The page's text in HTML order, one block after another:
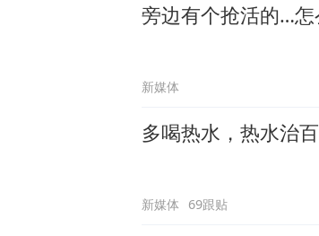
旁边有个抢活的…怎
新媒体
多喝热水，热水治百
新媒体 69跟贴